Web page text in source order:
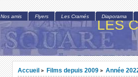
LES
Accueil > Films depuis 2009 > Année
Nos amis Flyers Les Cramés Diaporama